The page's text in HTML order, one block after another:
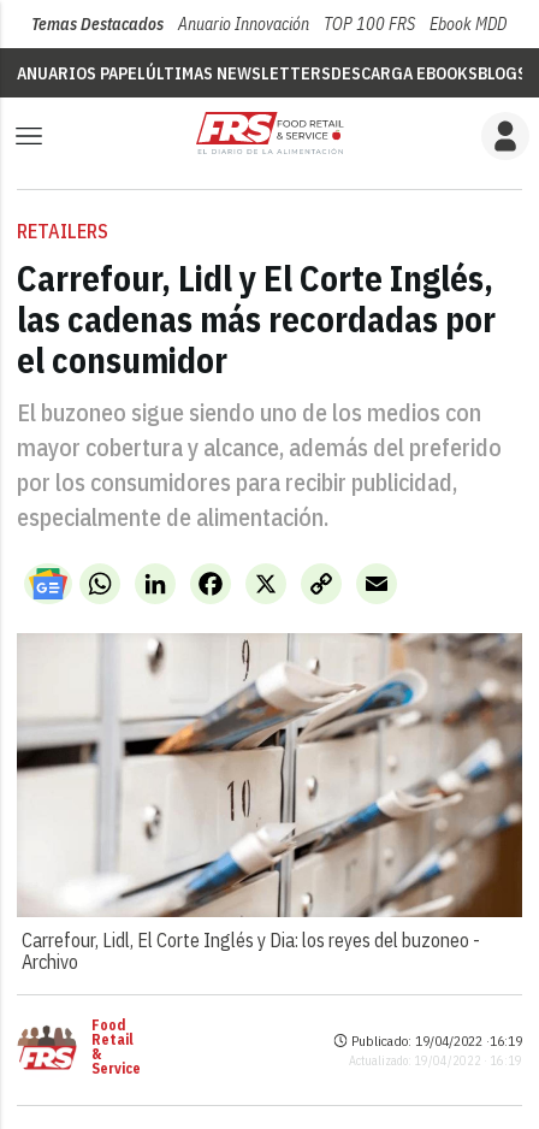
Temas Destacados Anuario Innovación TOP 100 FRS Ebook MDD
ANUARIOS PAPELÚLTIMAS NEWSLETTERSDESCARGA EBOOKSBLOGS
RETAILERS
Carrefour, Lidl y El Corte Inglés,
las cadenas más recordadas por
el consumidor
El buzoneo sigue siendo uno de los medios con
mayor cobertura y alcance, además del preferido
por los consumidores para recibir publicidad,
especialmente de alimentación.
WhatsAppLinkedIn X
Facebook
Copy
Link
Email
Carrefour, Lidl, El Corte Inglés y Dia: los reyes del buzoneo -
Archivo
Food
Retail
&
Service
Publicado: 19/04/2022 ·16:19
Actualizado: 19/04/2022 · 16:19